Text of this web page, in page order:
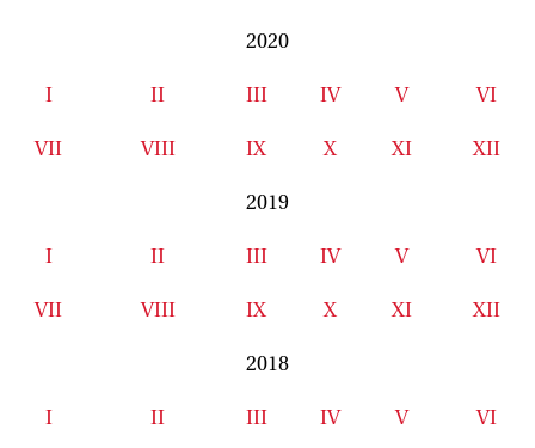
2020
I II III IV V VI
VII VIII IX X XI XII
2019
I II III IV V VI
VII VIII IX X XI XII
2018
I II III IV V VI